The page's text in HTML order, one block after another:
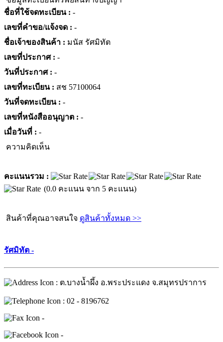
ชื่อที่ใช้จดทะเบียน : -
เลขที่คำขอ/แจ้งจด : -
ชื่อเจ้าของสินค้า : มนัส รัศมิทัต
เลขที่ประกาศ : -
วันที่ประกาศ : -
เลขที่ทะเบียน : สช 57100064
วันที่จดทะเบียน : -
เลขที่หนังสืออนุญาต : -
เมื่อวันที่ : -
ความคิดเห็น
คะแนนรวม :
(0.0 คะแนน จาก 5 คะแนน)
สินค้าที่คุณอาจสนใจ ดูสินค้าทั้งหมด >>
รัศมิทัต -
: ต.บางน้ำผึ้ง อ.พระประแดง จ.สมุทรปราการ
: 02 - 8196762
-
-